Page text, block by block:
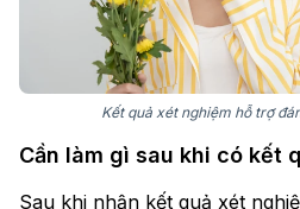
Kết quả xét nghiệm hỗ trợ
Cần làm gì sau khi có kết
Sau khi nhận kết quả xét